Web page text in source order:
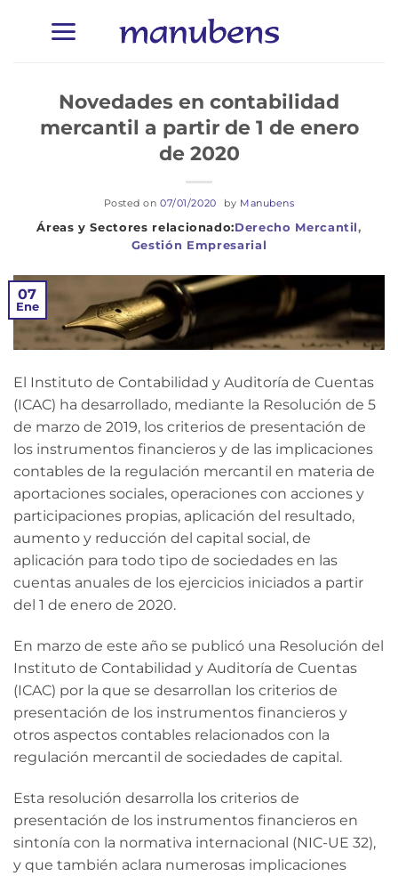
Derecho Mercantil,
Gestión Empresarial
Novedades en contabilidad
mercantil a partir de 1 de enero
de 2020
Posted on07/01/2020 by Manubens
07
Ene
El Instituto de Contabilidad y Auditoría de Cuentas
(ICAC) ha desarrollado, mediante la Resolución de 5
de marzo de 2019, los criterios de presentación de
los instrumentos financieros y de las implicaciones
contables de la regulación mercantil en materia de
aportaciones sociales, operaciones con acciones y
participaciones propias, aplicación del resultado,
aumento y reducción del capital social, de
aplicación para todo tipo de sociedades en las
cuentas anuales de los ejercicios iniciados a partir
del 1 de enero de 2020.
En marzo de este año se publicó una Resolución del
Instituto de Contabilidad y Auditoría de Cuentas
(ICAC) por la que se desarrollan los criterios de
presentación de los instrumentos financieros y
otros aspectos contables relacionados con la
regulación mercantil de sociedades de capital.
Esta resolución desarrolla los criterios de
presentación de los instrumentos financieros en
sintonía con la normativa internacional (NIC-UE 32),
y que también aclara numerosas implicaciones